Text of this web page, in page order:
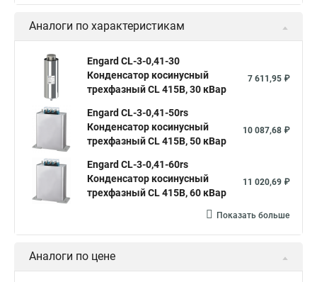
Аналоги по характеристикам
Engard CL-3-0,41-30
Конденсатор косинусный
трехфазный CL 415В, 30 кВар
7 611,95 ₽
Engard CL-3-0,41-50rs
Конденсатор косинусный
трехфазный CL 415В, 50 кВар
10 087,68 ₽
Engard CL-3-0,41-60rs
Конденсатор косинусный
трехфазный CL 415В, 60 кВар
11 020,69 ₽
Показать больше
Аналоги по цене